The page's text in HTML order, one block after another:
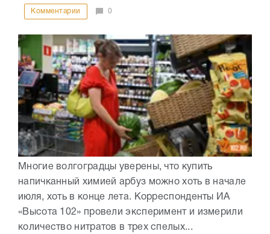
Комментарии 0
Многие волгоградцы уверены, что купить
напичканный химией арбуз можно хоть в начале
июля, хоть в конце лета. Корреспонденты ИА
«Высота 102» провели эксперимент и измерили
количество нитратов в трех спелых...